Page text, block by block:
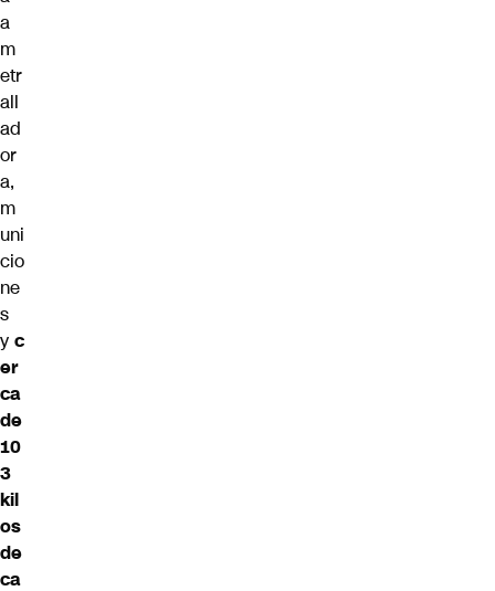
a
m
etr
all
ad
or
a,
m
uni
cio
ne
s
y c
er
ca
de
10
3
kil
os
de
ca